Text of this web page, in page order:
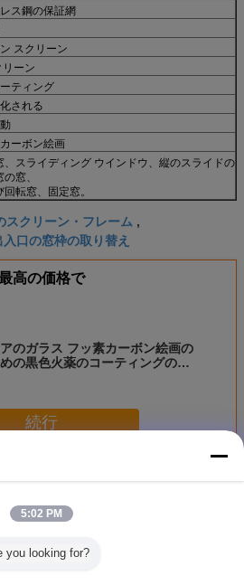
ス鋼の保証網
スクリーン
リーン
ティング
される
ーボン絵画
、スライディング ウインドウ、縦のスライドの
窓、
転窓、固定窓。
スクリーン・フレーム ,
入口の窓枠の取り替え
高の価格で
アのガラス フッ素カーボン絵画の
の黒色火薬のコーティングのプ
続行
プラスチック フレーム
5:02 PM
you looking for?